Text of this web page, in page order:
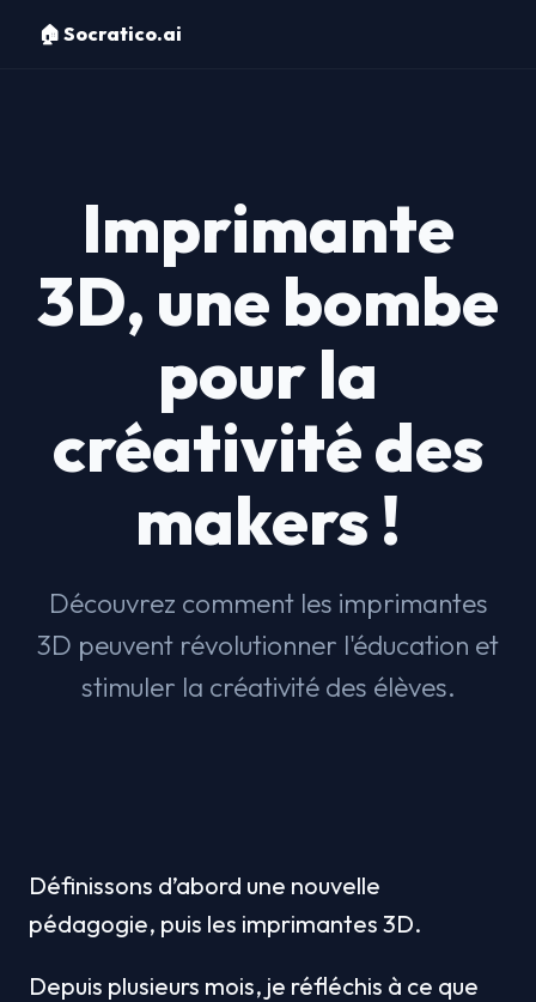
🏠 Socratico.ai
Imprimante
3D, une bombe
pour la
créativité des
makers !
Découvrez comment les imprimantes
3D peuvent révolutionner l'éducation et
stimuler la créativité des élèves.
Définissons d’abord une nouvelle
pédagogie, puis les imprimantes 3D.
Depuis plusieurs mois, je réfléchis à ce que